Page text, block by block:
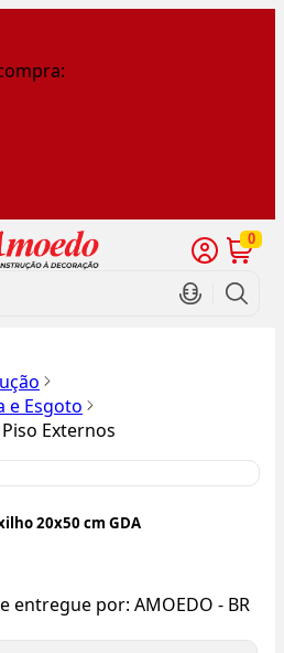
0
e Esgoto
Externos
20x50 cm GDA
entregue por: AMOEDO - BR